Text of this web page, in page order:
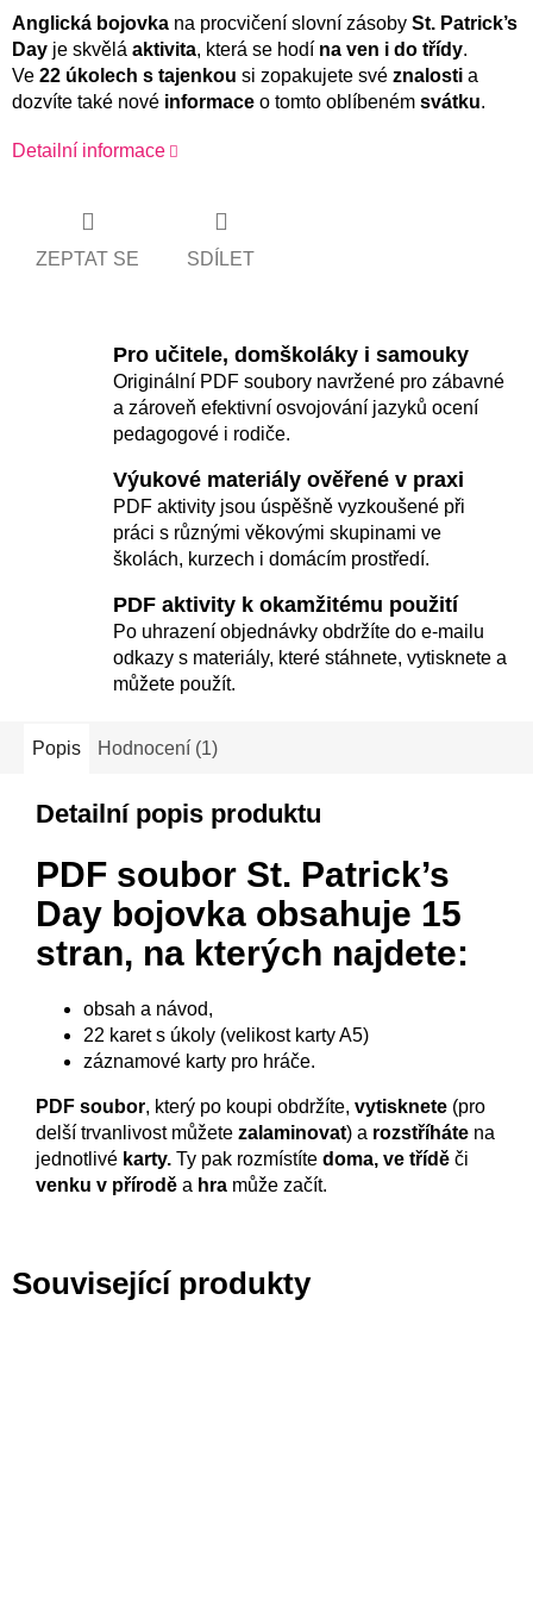
Anglická bojovka na procvičení slovní zásoby St. Patrick’s
Day je skvělá aktivita, která se hodí na ven i do třídy.
Ve 22 úkolech s tajenkou si zopakujete své znalosti a
dozvíte také nové informace o tomto oblíbeném svátku.
Detailní informace
ZEPTAT SE SDÍLET
Pro učitele, domškoláky i samouky
Originální PDF soubory navržené pro zábavné
a zároveň efektivní osvojování jazyků ocení
pedagogové i rodiče.
Výukové materiály ověřené v praxi
PDF aktivity jsou úspěšně vyzkoušené při
práci s různými věkovými skupinami ve
školách, kurzech i domácím prostředí.
PDF aktivity k okamžitému použití
Po uhrazení objednávky obdržíte do e-mailu
odkazy s materiály, které stáhnete, vytisknete a
můžete použít.
Popis Hodnocení (1)
Detailní popis produktu
PDF soubor St. Patrick’s
Day bojovka obsahuje 15
stran, na kterých najdete:
obsah a návod,
22 karet s úkoly (velikost karty A5)
záznamové karty pro hráče.
PDF soubor, který po koupi obdržíte, vytisknete (pro
delší trvanlivost můžete zalaminovat) a rozstříháte na
jednotlivé karty. Ty pak rozmístíte doma, ve třídě či
venku v přírodě a hra může začít.
Související produkty